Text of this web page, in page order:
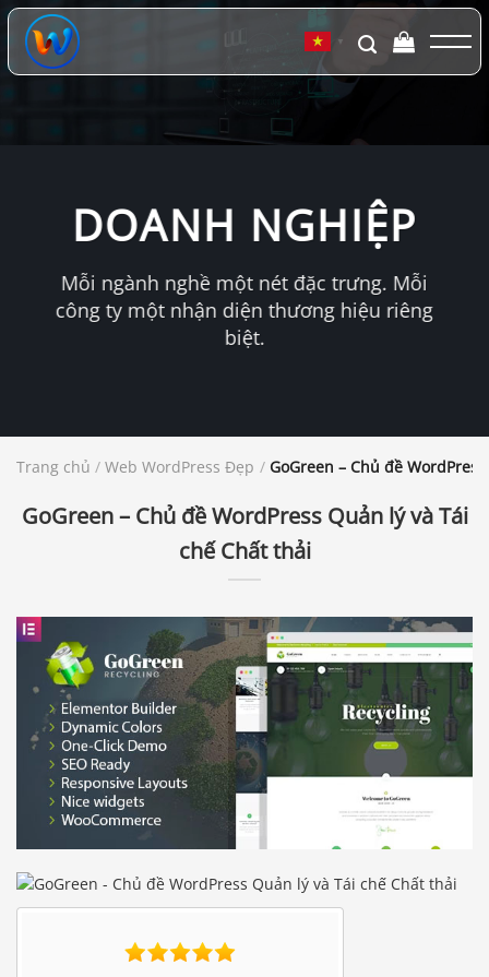
Chuyển
đến
dung
▼
DOANH NGHIỆP
Mỗi ngành nghề một nét đặc trưng. Mỗi
công ty một nhận diện thương hiệu riêng
biệt.
Trang chủ / Web WordPress Đẹp / GoGreen – Chủ đề
GoGreen – Chủ đề WordPress Quản lý và Tái
chế Chất thải